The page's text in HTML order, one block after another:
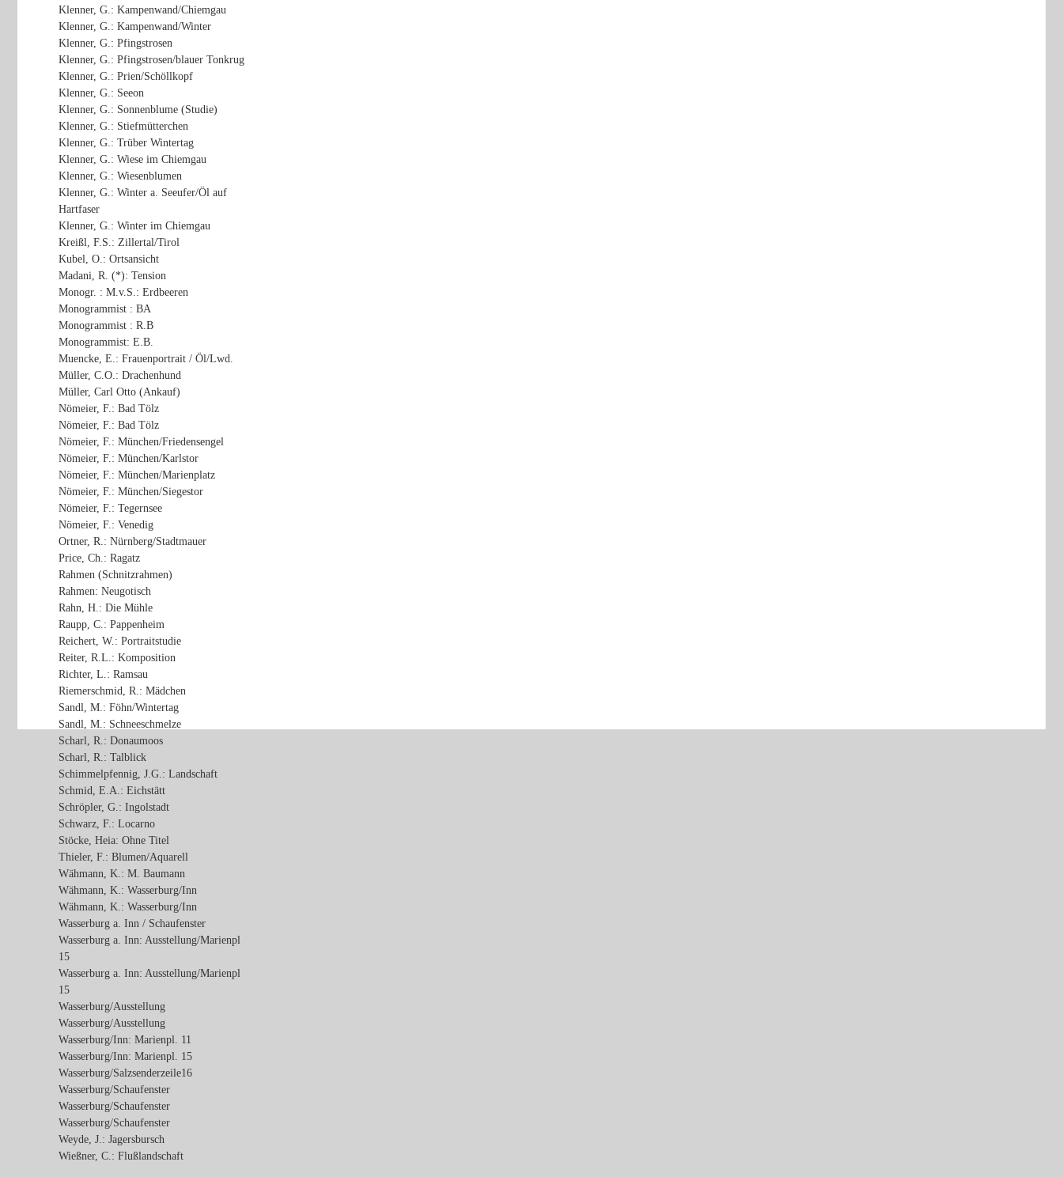
Klenner, G.: Kampenwand/Chiemgau
Klenner, G.: Kampenwand/Winter
Klenner, G.: Pfingstrosen
Klenner, G.: Pfingstrosen/blauer Tonkrug
Klenner, G.: Prien/Schöllkopf
Klenner, G.: Seeon
Klenner, G.: Sonnenblume (Studie)
Klenner, G.: Stiefmütterchen
Klenner, G.: Trüber Wintertag
Klenner, G.: Wiese im Chiemgau
Klenner, G.: Wiesenblumen
Klenner, G.: Winter a. Seeufer/Öl auf
Hartfaser
Klenner, G.: Winter im Chiemgau
Kreißl, F.S.: Zillertal/Tirol
Kubel, O.: Ortsansicht
Madani, R. (*): Tension
Monogr. : M.v.S.: Erdbeeren
Monogrammist : BA
Monogrammist : R.B
Monogrammist: E.B.
Muencke, E.: Frauenportrait / Öl/Lwd.
Müller, C.O.: Drachenhund
Müller, Carl Otto (Ankauf)
Nömeier, F.: Bad Tölz
Nömeier, F.: Bad Tölz
Nömeier, F.: München/Friedensengel
Nömeier, F.: München/Karlstor
Nömeier, F.: München/Marienplatz
Nömeier, F.: München/Siegestor
Nömeier, F.: Tegernsee
Nömeier, F.: Venedig
Ortner, R.: Nürnberg/Stadtmauer
Price, Ch.: Ragatz
Rahmen (Schnitzrahmen)
Rahmen: Neugotisch
Rahn, H.: Die Mühle
Raupp, C.: Pappenheim
Reichert, W.: Portraitstudie
Reiter, R.L.: Komposition
Richter, L.: Ramsau
Riemerschmid, R.: Mädchen
Sandl, M.: Föhn/Wintertag
Sandl, M.: Schneeschmelze
Scharl, R.: Donaumoos
Scharl, R.: Talblick
Schimmelpfennig, J.G.: Landschaft
Schmid, E.A.: Eichstätt
Schröpler, G.: Ingolstadt
Schwarz, F.: Locarno
Stöcke, Heia: Ohne Titel
Thieler, F.: Blumen/Aquarell
Wähmann, K.: M. Baumann
Wähmann, K.: Wasserburg/Inn
Wähmann, K.: Wasserburg/Inn
Wasserburg a. Inn / Schaufenster
Wasserburg a. Inn: Ausstellung/Marienpl
15
Wasserburg a. Inn: Ausstellung/Marienpl
15
Wasserburg/Ausstellung
Wasserburg/Ausstellung
Wasserburg/Inn: Marienpl. 11
Wasserburg/Inn: Marienpl. 15
Wasserburg/Salzsenderzeile16
Wasserburg/Schaufenster
Wasserburg/Schaufenster
Wasserburg/Schaufenster
Weyde, J.: Jagersbursch
Wießner, C.: Flußlandschaft